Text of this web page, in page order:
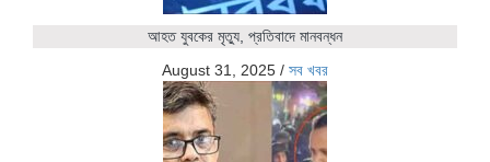
আহত যুবকের মৃত্যু, প্রতিবাদে মানবন্ধন
August 31, 2025 / সব খবর